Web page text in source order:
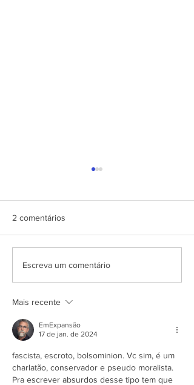
APRESENTAÇÃO DO
TURISMO E
ECONOMICO PB
2 comentários
Escreva um comentário
Mais recente
EmExpansão
17 de jan. de 2024
fascista, escroto, bolsominion. Vc sim, é um
charlatão, conservador e pseudo moralista.
Pra escrever absurdos desse tipo tem que